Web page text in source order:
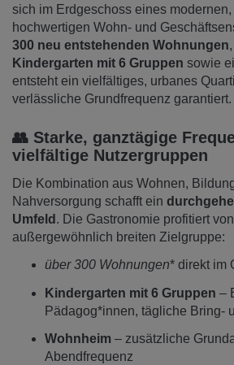
sich im Erdgeschoss eines
hochwertigen Wohn- und
300 neu entstehenden Wohnungen
Kindergarten mit 6 Gruppen sowie
entsteht ein vielfältiges, urbanes
verlässliche Grundfrequenz garantiert.
👥 Starke, ganztägige
vielfältige Nutzergruppen
Die Kombination aus Wohnen,
Nahversorgung schafft ein
Umfeld . Die Gastronomie profitiert
außergewöhnlich breiten Zielgruppe:
über 300 Wohnungen* direkt im
Kindergarten mit 6 Gruppen –
Pädagog*innen, tägliche Bring-
Wohnheim – zusätzliche
Abendfrequenz